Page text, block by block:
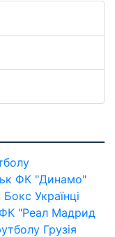
ФК "Динамо"
Бокс Українці
ФК "Реал Мадрид
Грузія